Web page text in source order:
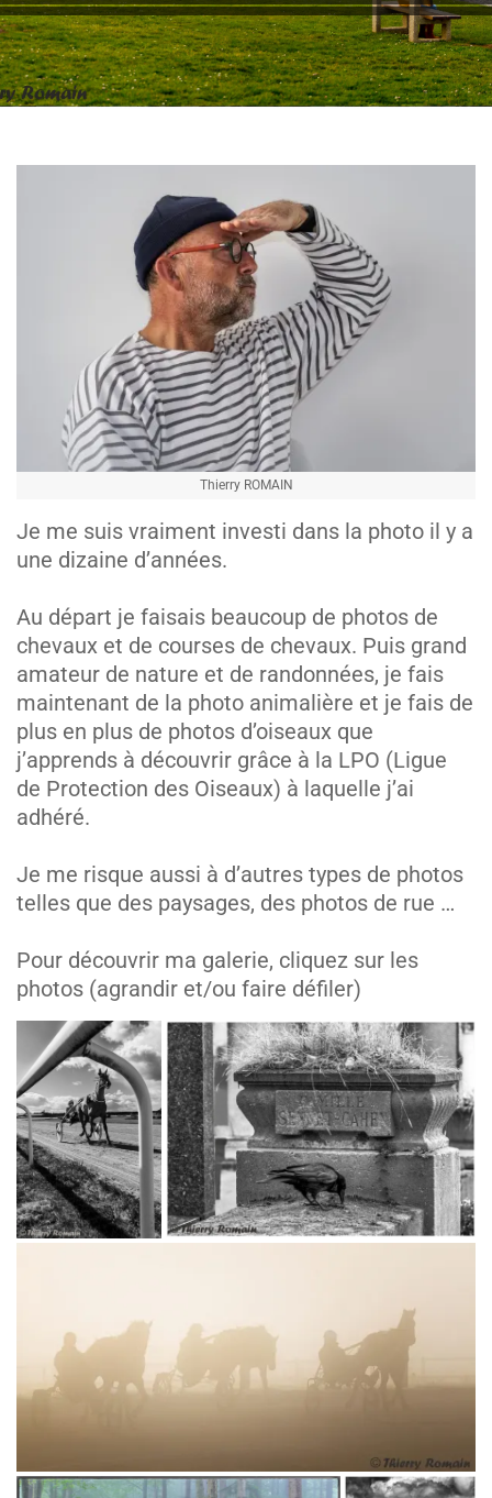
Thierry ROMAIN
Je me suis vraiment investi dans la photo il y a
une dizaine d’années.
Au départ je faisais beaucoup de photos de
chevaux et de courses de chevaux. Puis grand
amateur de nature et de randonnées, je fais
maintenant de la photo animalière et je fais de
plus en plus de photos d’oiseaux que
j’apprends à découvrir grâce à la LPO (Ligue
de Protection des Oiseaux) à laquelle j’ai
adhéré.
Je me risque aussi à d’autres types de photos
telles que des paysages, des photos de rue …
Pour découvrir ma galerie, cliquez sur les
photos (agrandir et/ou faire défiler)